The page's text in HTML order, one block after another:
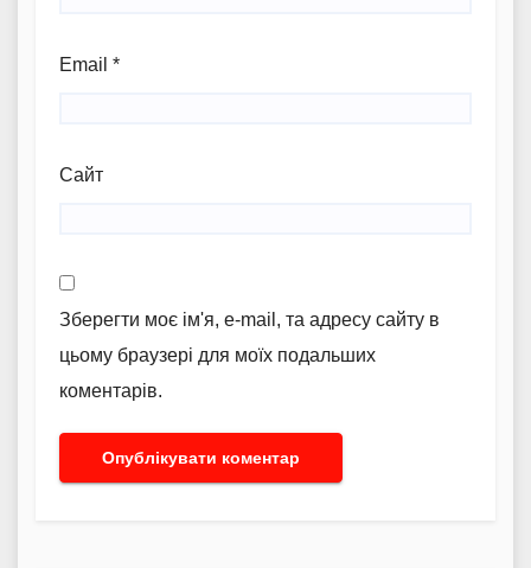
Email *
Сайт
Зберегти моє ім'я, e-mail, та адресу сайту в
цьому браузері для моїх подальших
коментарів.